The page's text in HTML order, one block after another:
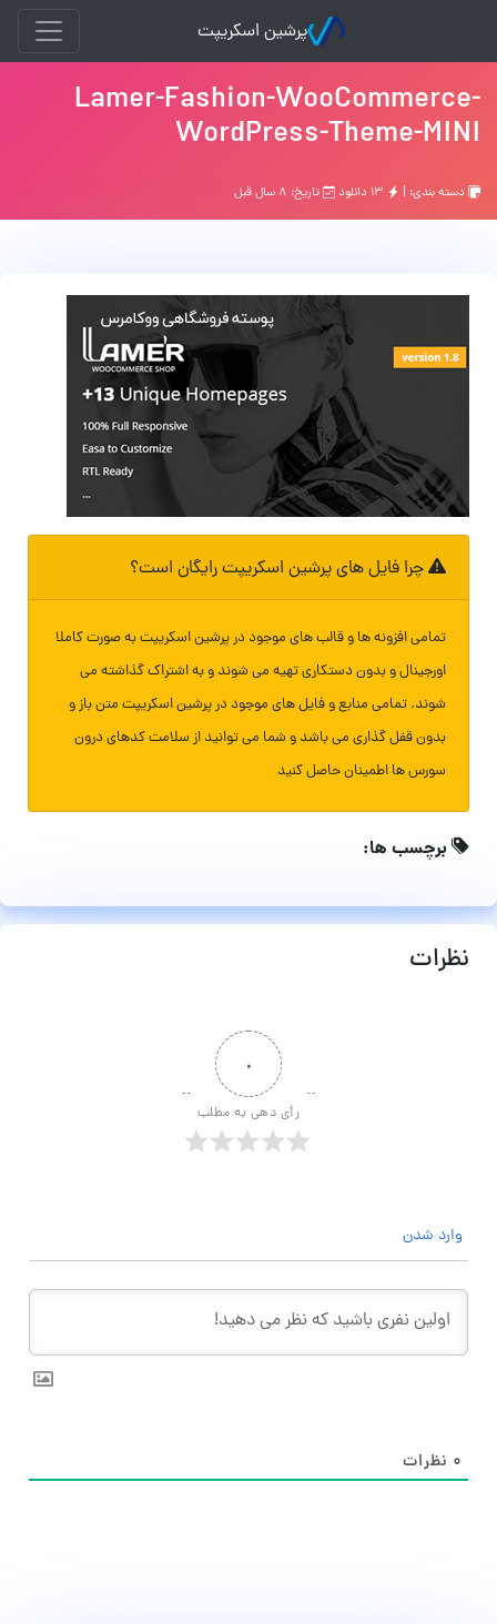
پرشین اسکریپت
Lamer-Fashion-WooCommerce-
WordPress-Theme-MINI
دسته بندی: | تاریخ: ۸ سال قبل
چرا فایل های پرشین اسکریپت رایگان است؟
تمامی افزونه ها و قالب های موجود در پرشین اسکریپت به صورت کاملا
اورجینال و بدون دستکاری تهیه می شوند و به اشتراک گذاشته می
شوند. تمامی منابع و فایل های موجود در پرشین اسکریپت متن باز و
بدون قفل گذاری می باشد و شما می توانید از سلامت کدهای درون
سورس ها اطمینان حاصل کنید
برچسب ها:
نظرات
۰
رأی دهی به مطلب
وارد شدن
۰ نظرات